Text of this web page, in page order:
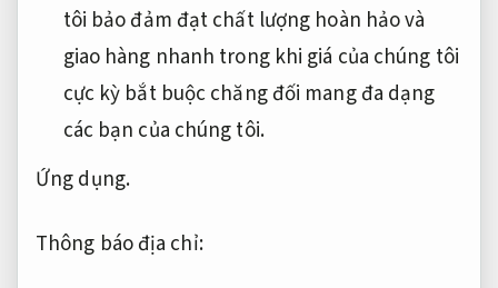
tôi bảo đảm đạt chất lượng hoàn hảo và
giao hàng nhanh trong khi giá của chúng tôi
cực kỳ bắt buộc chăng đối mang đa dạng
các bạn của chúng tôi.
Ứng dụng.
Thông báo địa chỉ: